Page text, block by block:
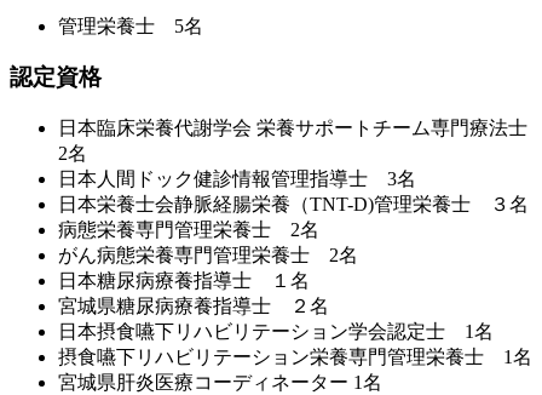
管理栄養士 5名
認定資格
日本臨床栄養代謝学会 栄養サポートチーム専門療法士
2名
日本人間ドック健診情報管理指導士 3名
日本栄養士会静脈経腸栄養（TNT-D)管理栄養士 ３名
病態栄養専門管理栄養士 2名
がん病態栄養専門管理栄養士 2名
日本糖尿病療養指導士 １名
宮城県糖尿病療養指導士 ２名
日本摂食嚥下リハビリテーション学会認定士 1名
摂食嚥下リハビリテーション栄養専門管理栄養士 1名
宮城県肝炎医療コーディネーター 1名